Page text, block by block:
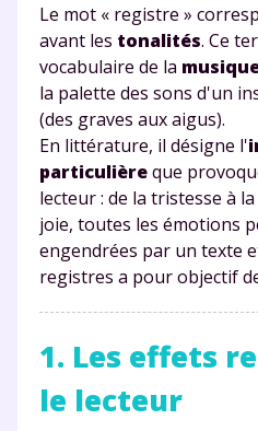
Le mot « registre »
avant les tonalités. Ce
vocabulaire de la
la palette des sons d'un
(des graves aux aigus).
En littérature, il désigne l'
particulièreque
lecteur : de la tristesse à
joie, toutes les émotions
engendrées par un texte
registres a pour objectif
1. Les effets
le lecteur